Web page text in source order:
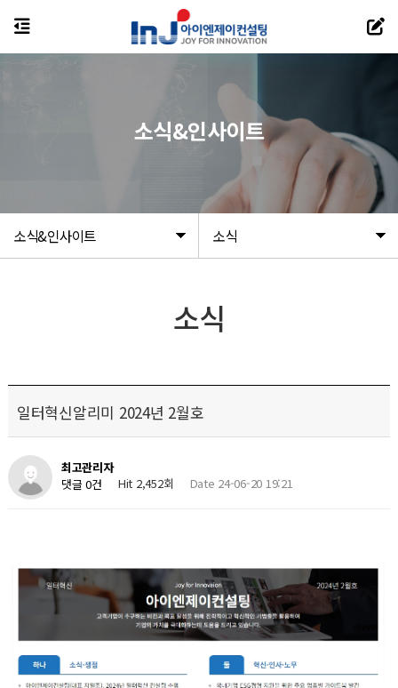
소식&인사이트 소식
소식&인사이트
소식
일터혁신알리미 2024년 2월호
최고관리자
댓글 0건
Hit 2,452회 Date 24-06-20 19:21